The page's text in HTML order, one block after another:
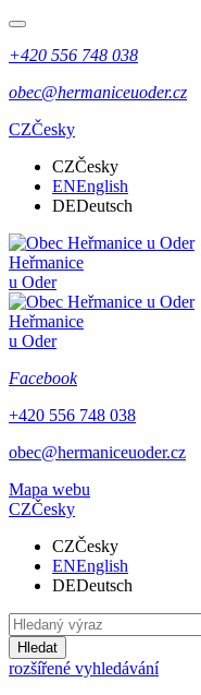
+420 556 748 038
obec@hermaniceuoder.cz
CZČesky
CZČesky
ENEnglish
DEDeutsch
Heřmanice
u Oder
Heřmanice
u Oder
Facebook
+420 556 748 038
obec@hermaniceuoder.cz
Mapa webu
CZČesky
CZČesky
ENEnglish
DEDeutsch
Hledat
rozšířené vyhledávání